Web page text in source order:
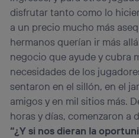
disfrutar tanto como lo
a un precio mucho más
hermanos querían ir más
negocio que ayude y cubra
necesidades de los
sentaron en el sillón, en el
amigos y en mil sitios más.
horas y días, comenzaron a
“¿Y si nos dieran la